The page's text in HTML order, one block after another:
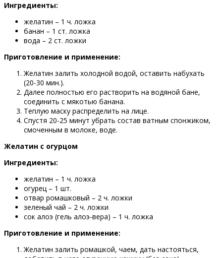
Ингредиенты:
желатин – 1 ч. ложка
банан – 1 ст. ложка
вода – 2 ст. ложки
Приготовление и применение:
Желатин залить холодной водой, оставить набухать
(20-30 мин.).
Далее полностью его растворить на водяной бане,
соединить с мякотью банана.
Теплую маску распределить на лице.
Спустя 20-25 минут убрать состав ватным спонжиком,
смоченным в молоке, воде.
Желатин с огурцом
Ингредиенты:
желатин – 1 ч. ложка
огурец – 1 шт.
отвар ромашковый – 2 ч. ложки
зеленый чай – 2 ч. ложки
сок алоэ (гель алоэ-вера) – 1 ч. ложка
Приготовление и применение:
Желатин залить ромашкой, чаем, дать настояться,